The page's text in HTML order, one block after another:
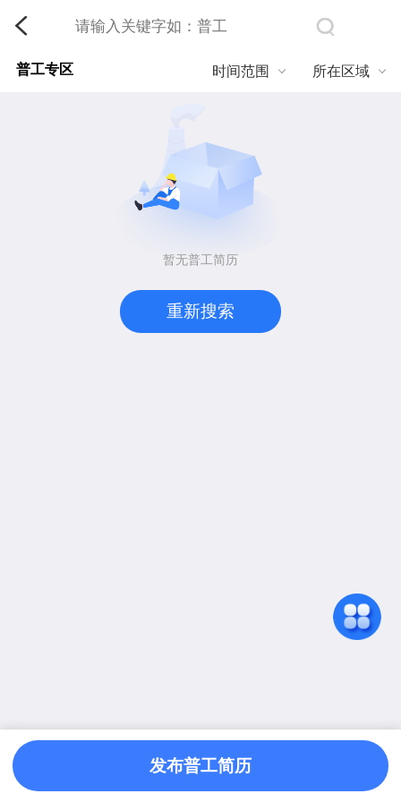
普工专区 所在区域
时间范围
暂无普工简历
重新搜索
发布普工简历